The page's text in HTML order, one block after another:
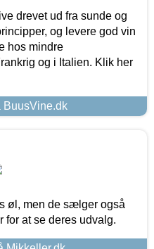
drevet ud fra sunde og
og levere god vin
hos mindre
og i Italien. Klik her
BuusVine.dk
øl, men de sælger også
for at se deres udvalg.